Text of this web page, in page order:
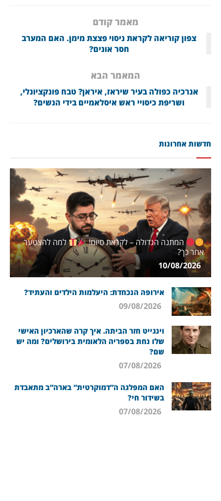
מאמר קודם
צפון קוריאה לקראת ניסוי פצצת מימן. האם המערב
חסר אונים?
המאמר הבא
אנרכיה כפולה בעיר שיראז, איראן? טבח פונקציונלי,
ושריפת כיסויי ראש איסלאמיים בידי הנשים?
חדשות אחרונות
המתנה הגדולה – לקראת סיום!
למה להצטער
אחר כך?
אירופה הנכחדת: היעלמות הילדים והעתיד?
וינגייט חזר הביתה. איך קרה שהארכיון האישי
שלו נחת בספריה הלאומית בירושלים? ומה יש
שם?
האם המפלגה ה”דמוקרטית” בארה”ב מתאבדת
בשידור חי?